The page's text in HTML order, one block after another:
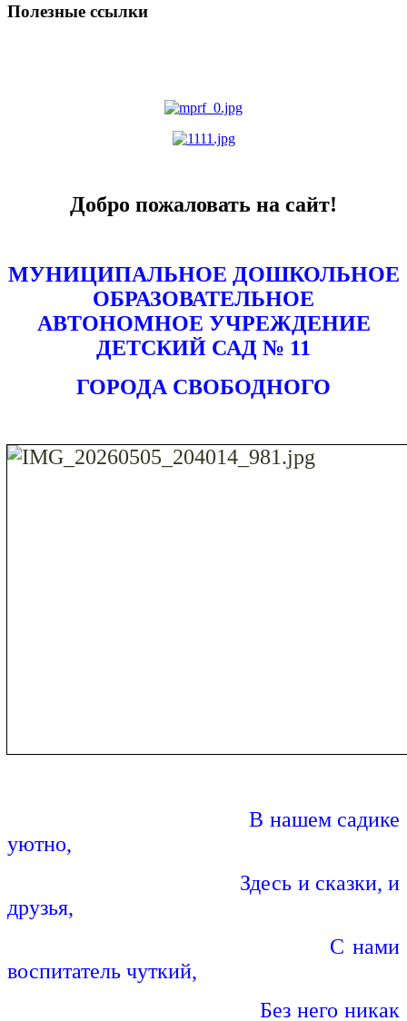
Полезные ссылки
Добро пожаловать на сайт!
МУНИЦИПАЛЬНОЕ ДОШКОЛЬНОЕ
ОБРАЗОВАТЕЛЬНОЕ
АВТОНОМНОЕ УЧРЕЖДЕНИЕ
ДЕТСКИЙ САД № 11
ГОРОДА СВОБОДНОГО
В нашем садике
уютно,
Здесь и сказки, и
друзья,
С нами
воспитатель чуткий,
Без него никак